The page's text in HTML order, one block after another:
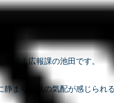
ちは！広報課の池田です。
静まり、秋の気配が感じられ